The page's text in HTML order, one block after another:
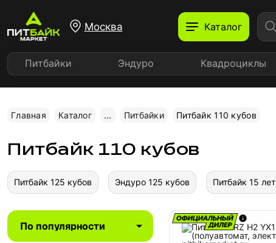
Москва Каталог
Питбайки Эндуро Квадроциклы
Главная Каталог ... Питбайки Питбайк 110 кубов
Питбайк 110 кубов
Питбайк 125 кубов Эндуро 125 кубов Питбайк 15 лет